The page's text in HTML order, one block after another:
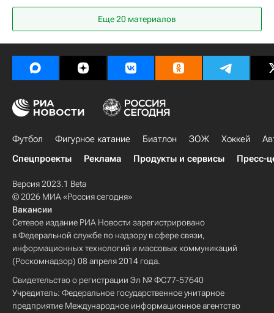
Рома
Болонья
Анонсы и трансляции матчей
Еще 20 материалов
Футбол Фигурное катание Биатлон ЗОЖ Хоккей
Спецпроекты
Реклама Продукты и сервисы Пресс-
Версия 2023.1 Beta
© 2026 МИА «Россия сегодня»
Вакансии
Сетевое издание РИА Новости зарегистрировано
в Федеральной службе по надзору в сфере связи,
информационных технологий и массовых коммуникаций
(Роскомнадзор) 08 апреля 2014 года.
Свидетельство о регистрации Эл № ФС77-57640
Учредитель: Федеральное государственное унитарное
предприятие Международное информационное агентство